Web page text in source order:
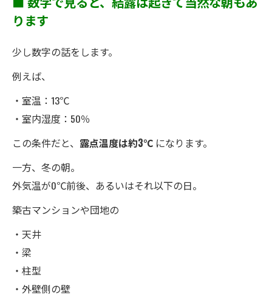
ります
少し数字の話をします。
例えば、
・室温：13℃
・室内湿度：50％
この条件だと、 露点温度は約3℃ になります。
一方、冬の朝。
外気温が0℃前後、あるいはそれ以下の日。
築古マンションや団地の
・天井
・梁
・柱型
・外壁側の壁